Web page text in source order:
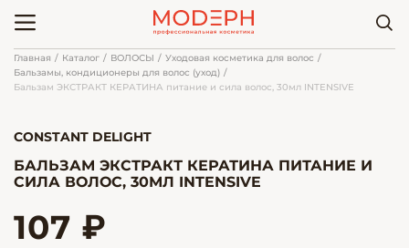
Главная Каталог ВОЛОСЫ
Уходовая косметика для волос
Бальзамы, кондиционеры для волос (уход)
Бальзам ЭКСТРАКТ КЕРАТИНА питание и сила волос, 30мл INTENSIVE
CONSTANT DELIGHT
БАЛЬЗАМ ЭКСТРАКТ КЕРАТИНА ПИТАНИЕ И
СИЛА ВОЛОС, 30МЛ INTENSIVE
107 ₽